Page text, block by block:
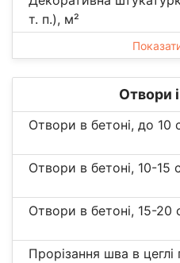
т. п.), м²
Отвори
Отвори в бетоні, до 10
Отвори в бетоні, 10-15
Отвори в бетоні, 15-20
Прорізання шва в